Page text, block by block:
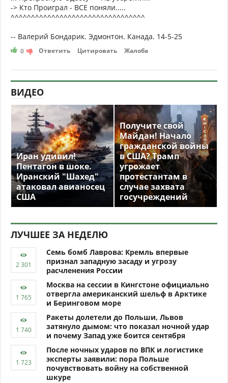
-> Кто Проиграл - ВСЕ поняли.....
^^^^^^^^^^^^^^^^^^^^^^^^^^^^^^^^^
-- Валерий Бондарик. Эдмонтон. Канада. 14-5-25
0 Ответить Цитировать Жалоба
ВИДЕО
Иран удивил!
Пентагон в шоке.
Иранский "Шахед"
атаковал авианосец
США
Получите свой
Майдан! Начало
гражданской войны
в США? Трамп
угрожает
протестантам в
случае захвата
госучреждений
ЛУЧШЕЕ ЗА НЕДЕЛЮ
Семь бомб Лаврова: Кремль впервые
признал западную засаду и угрозу
расчленения России
Москва на сессии в Кингстоне официально
отвергла американский шельф в Арктике
и Беринговом море
Ракеты долетели до Польши, Львов
затянуло дымом: что показал ночной удар
и почему Запад уже боится сентября
После ночных ударов по ВПК и логистике
эксперты заявили: пора Польше
почувствовать войну на собственной
шкуре